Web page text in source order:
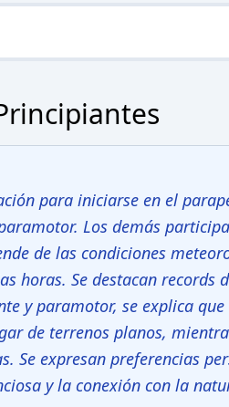
para iniciarse en el
Los demás
de las condiciones
horas. Se destacan records
y paramotor, se explica
de terrenos planos,
Se expresan preferencias
y la conexión con la